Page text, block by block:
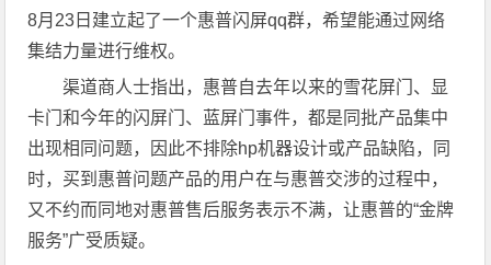
8月23日建立起了一个惠普闪屏qq群，希望能通过网络
集结力量进行维权。
渠道商人士指出，惠普自去年以来的雪花屏门、显
卡门和今年的闪屏门、蓝屏门事件，都是同批产品集中
出现相同问题，因此不排除hp机器设计或产品缺陷，同
时，买到惠普问题产品的用户在与惠普交涉的过程中，
又不约而同地对惠普售后服务表示不满，让惠普的“金牌
服务”广受质疑。